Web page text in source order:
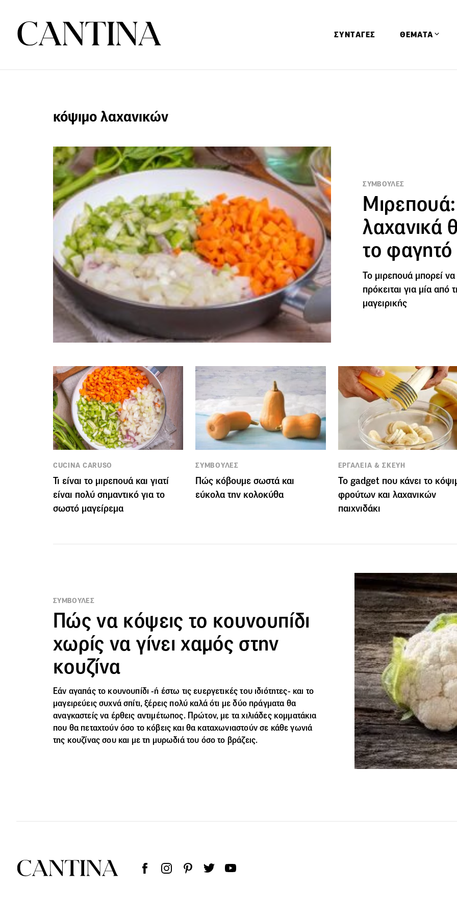
ΣΥΝΤΑΓΕΣ ΘΕΜΑΤΑ
Υγεία &
κόψιμο λαχανικών
ΣΥΜΒΟΥΛΕΣ
λαχανικά
το
Το μιρεπουά μπορεί
πρόκειται για μία από
μαγειρικής
CUCINA CARUSO
Τι είναι το μιρεπουά και γιατί
είναι πολύ σημαντικό για το
σωστό μαγείρεμα
ΣΥΜΒΟΥΛΕΣ
Πώς κόβουμε σωστά και
εύκολα την κολοκύθα
ΕΡΓΑΛΕΙΑ & ΣΚΕΥΗ
Το gadget που κάνει το
φρούτων και λαχανικών
παιχνιδάκι
ΣΥΜΒΟΥΛΕΣ
Πώς να κόψεις το κουνουπίδι
χωρίς να γίνει χαμός στην
κουζίνα
Εάν αγαπάς το κουνουπίδι -ή έστω τις ευεργετικές του ιδιότητες- και το
μαγειρεύεις συχνά σπίτι, ξέρεις πολύ καλά ότι με δύο πράγματα θα
αναγκαστείς να έρθεις αντιμέτωπος. Πρώτον, με τα χιλιάδες κομματάκια
που θα πεταχτούν όσο το κόβεις και θα καταχωνιαστούν σε κάθε γωνιά
της κουζίνας σου και με τη μυρωδιά του όσο το βράζεις.